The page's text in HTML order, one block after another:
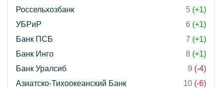
Россельхозбанк
5 (+1)
УБРиР
6 (+1)
Банк ПСБ
7 (+1)
Банк Инго
8 (+1)
Банк Уралсиб
9 (-4)
Азиатско-Тихоокеанский Банк
10 (-6)